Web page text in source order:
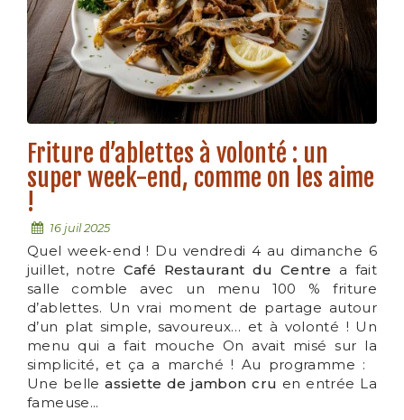
Friture d’ablettes à volonté : un
super week-end, comme on les aime
!
16 juil 2025
Quel week-end ! Du vendredi 4 au dimanche 6
juillet, notre Café Restaurant du Centre a fait
salle comble avec un menu 100 % friture
d’ablettes. Un vrai moment de partage autour
d’un plat simple, savoureux… et à volonté ! Un
menu qui a fait mouche On avait misé sur la
simplicité, et ça a marché ! Au programme :
Une belleassiette de jambon cru en entrée La
fameuse...